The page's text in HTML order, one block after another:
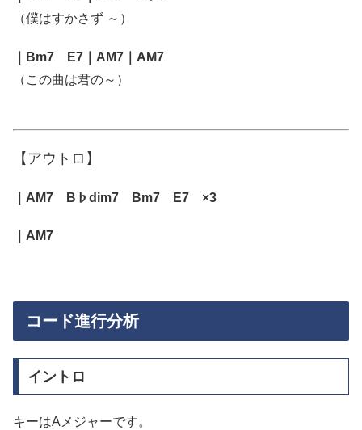
（僕はすかさず ～）
｜Bm7 E7｜AM7｜AM7
（この曲は君の～）
【アウトロ】
｜AM7 B♭dim7 Bm7 E7 ×3
｜AM7
コード進行分析
イントロ
キーはAメジャーです。